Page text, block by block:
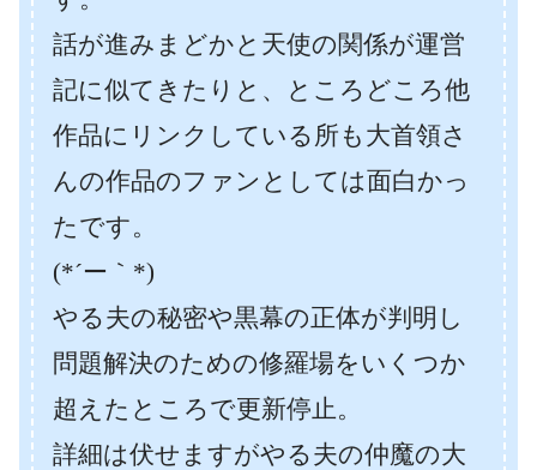
話が進みまどかと天使の関係が運営
記に似てきたりと、ところどころ他
作品にリンクしている所も大首領さ
んの作品のファンとしては面白かっ
たです。
(*´ー｀*)
やる夫の秘密や黒幕の正体が判明し
問題解決のための修羅場をいくつか
超えたところで更新停止。
詳細は伏せますがやる夫の仲魔の大